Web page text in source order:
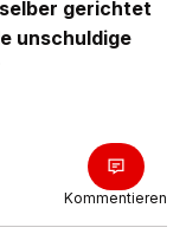
gerichtet
unschuldige
Kommentieren